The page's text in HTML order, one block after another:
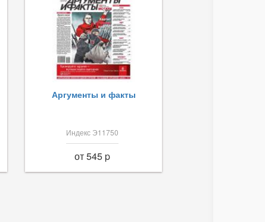
Аргументы и факты
Индекс Э11750
от 545 p